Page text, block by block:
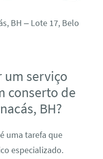
BH – Lote 17, Belo
um serviço
conserto de
BH?
uma tarefa que
especializado.